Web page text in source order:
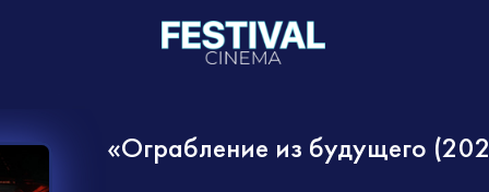
«Ограбление из будущего